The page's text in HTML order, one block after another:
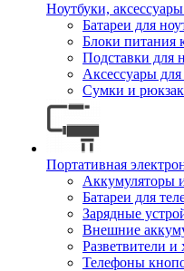
Ноутбуки,
Батареи для
Блоки питания
Подставки для
Аксессуары для
Сумки и
Портативная
Аккумуляторы
Батареи для
Зарядные
Внешние
Разветвители
Телефоны